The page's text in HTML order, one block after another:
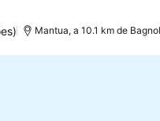
Mantua, a 10.1 km de